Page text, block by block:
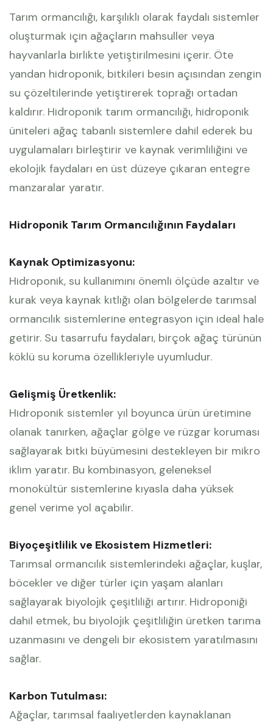
Tarım ormancılığı, karşılıklı olarak faydalı sistemler
oluşturmak için ağaçların mahsuller veya
hayvanlarla birlikte yetiştirilmesini içerir. Öte
yandan hidroponik, bitkileri besin açısından zengin
su çözeltilerinde yetiştirerek toprağı ortadan
kaldırır. Hidroponik tarım ormancılığı, hidroponik
üniteleri ağaç tabanlı sistemlere dahil ederek bu
uygulamaları birleştirir ve kaynak verimliliğini ve
ekolojik faydaları en üst düzeye çıkaran entegre
manzaralar yaratır.
Hidroponik Tarım Ormancılığının Faydaları
Kaynak Optimizasyonu:
Hidroponik, su kullanımını önemli ölçüde azaltır ve
kurak veya kaynak kıtlığı olan bölgelerde tarımsal
ormancılık sistemlerine entegrasyon için ideal hale
getirir. Su tasarrufu faydaları, birçok ağaç türünün
köklü su koruma özellikleriyle uyumludur.
Gelişmiş Üretkenlik:
Hidroponik sistemler yıl boyunca ürün üretimine
olanak tanırken, ağaçlar gölge ve rüzgar koruması
sağlayarak bitki büyümesini destekleyen bir mikro
iklim yaratır. Bu kombinasyon, geleneksel
monokültür sistemlerine kıyasla daha yüksek
genel verime yol açabilir.
Biyoçeşitlilik ve Ekosistem Hizmetleri:
Tarımsal ormancılık sistemlerindeki ağaçlar, kuşlar,
böcekler ve diğer türler için yaşam alanları
sağlayarak biyolojik çeşitliliği artırır. Hidroponiği
dahil etmek, bu biyolojik çeşitliliğin üretken tarıma
uzanmasını ve dengeli bir ekosistem yaratılmasını
sağlar.
Karbon Tutulması:
Ağaçlar, tarımsal faaliyetlerden kaynaklanan